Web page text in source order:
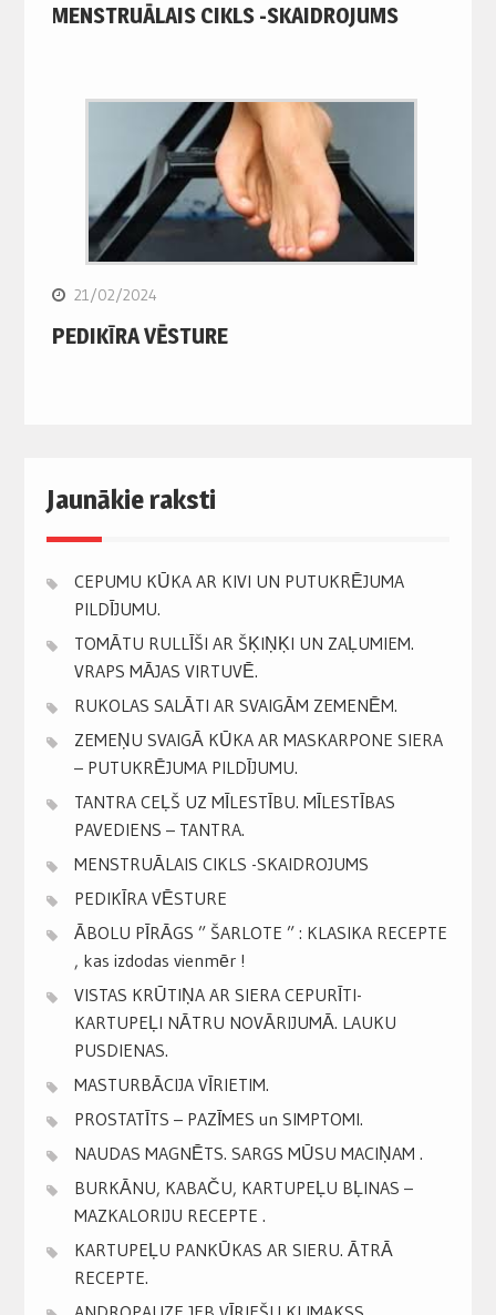
MENSTRUĀLAIS CIKLS -SKAIDROJUMS
21/02/2024
PEDIKĪRA VĒSTURE
Jaunākie raksti
CEPUMU KŪKA AR KIVI UN PUTUKRĒJUMA
PILDĪJUMU.
TOMĀTU RULLĪŠI AR ŠĶIŅĶI UN ZAĻUMIEM.
VRAPS MĀJAS VIRTUVĒ.
RUKOLAS SALĀTI AR SVAIGĀM ZEMENĒM.
ZEMEŅU SVAIGĀ KŪKA AR MASKARPONE SIERA
– PUTUKRĒJUMA PILDĪJUMU.
TANTRA CEĻŠ UZ MĪLESTĪBU. MĪLESTĪBAS
PAVEDIENS – TANTRA.
MENSTRUĀLAIS CIKLS -SKAIDROJUMS
PEDIKĪRA VĒSTURE
ĀBOLU PĪRĀGS ” ŠARLOTE ” : KLASIKA RECEPTE
, kas izdodas vienmēr !
VISTAS KRŪTIŅA AR SIERA CEPURĪTI-
KARTUPEĻI NĀTRU NOVĀRIJUMĀ. LAUKU
PUSDIENAS.
MASTURBĀCIJA VĪRIETIM.
PROSTATĪTS – PAZĪMES un SIMPTOMI.
NAUDAS MAGNĒTS. SARGS MŪSU MACIŅAM .
BURKĀNU, KABAČU, KARTUPEĻU BĻINAS –
MAZKALORIJU RECEPTE .
KARTUPEĻU PANKŪKAS AR SIERU. ĀTRĀ
RECEPTE.